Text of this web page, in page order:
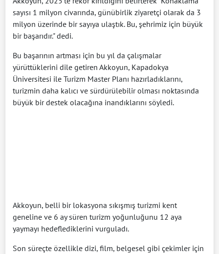
sayısı 1 milyon civarında, günübirlik ziyaretçi olarak da 3
milyon üzerinde bir sayıya ulaştık. Bu, şehrimiz için büyük
bir başarıdır." dedi.
Bu başarının artması için bu yıl da çalışmalar
yürüttüklerini dile getiren Akkoyun, Kapadokya
Üniversitesi ile Turizm Master Planı hazırladıklarını,
turizmin daha kalıcı ve sürdürülebilir olması noktasında
büyük bir destek olacağına inandıklarını söyledi.
Akkoyun, belli bir lokasyona sıkışmış turizmi kent
geneline ve 6 ay süren turizm yoğunluğunu 12 aya
yaymayı hedeflediklerini vurguladı.
Son süreçte özellikle dizi, film, belgesel gibi çekimler için